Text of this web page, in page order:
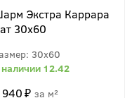
Экстра Каррара
30x60
30x60
12.42
940 м²